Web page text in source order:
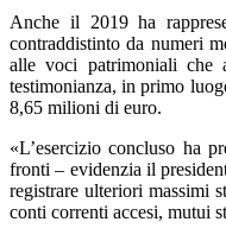
Anche il 2019 ha
contraddistinto da numeri
alle voci patrimoniali che
testimonianza, in primo
8,65 milioni di euro.
«L’esercizio concluso ha
fronti – evidenzia il
registrare ulteriori massimi
conti correnti accesi, mutui